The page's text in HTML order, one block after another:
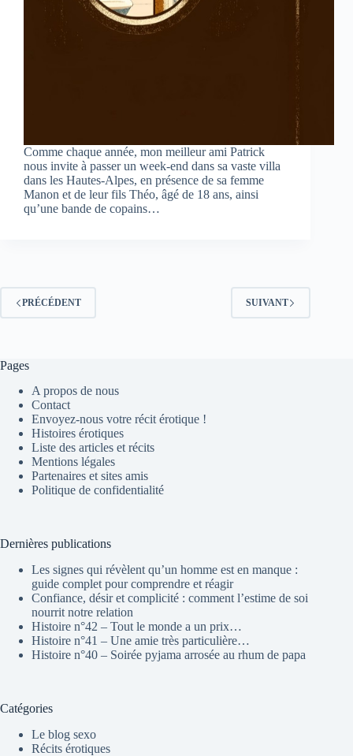
Comme chaque année, mon meilleur ami Patrick
nous invite à passer un week-end dans sa vaste villa
dans les Hautes-Alpes, en présence de sa femme
Manon et de leur fils Théo, âgé de 18 ans, ainsi
qu’une bande de copains…
PRÉCÉDENT SUIVANT
Pages
A propos de nous
Contact
Envoyez-nous votre récit érotique !
Histoires érotiques
Liste des articles et récits
Mentions légales
Partenaires et sites amis
Politique de confidentialité
Dernières publications
Les signes qui révèlent qu’un homme est en manque :
guide complet pour comprendre et réagir
Confiance, désir et complicité : comment l’estime de soi
nourrit notre relation
Histoire n°42 – Tout le monde a un prix…
Histoire n°41 – Une amie très particulière…
Histoire n°40 – Soirée pyjama arrosée au rhum de papa
Catégories
Le blog sexo
Récits érotiques